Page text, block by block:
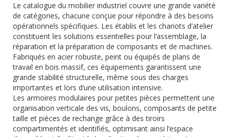
Le catalogue du mobilier industriel couvre une grande variété
de catégories, chacune conçue pour répondre à des besoins
opérationnels spécifiques. Les établis et les chariots d’atelier
constituent les solutions essentielles pour l’assemblage, la
réparation et la préparation de composants et de machines.
Fabriqués en acier robuste, peint ou équipés de plans de
travail en bois massif, ces équipements garantissent une
grande stabilité structurelle, même sous des charges
importantes et lors d’une utilisation intensive.
Les armoires modulaires pour petites pièces permettent une
organisation verticale des vis, boulons, composants de petite
taille et pièces de rechange grâce à des tiroirs
compartimentés et identifiés, optimisant ainsi l’espace